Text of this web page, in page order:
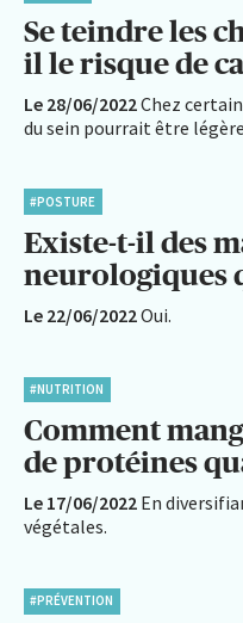
Se teindre les
il le risque de
Le 28/06/2022Chez
du sein pourrait être
#POSTURE
Existe-t-il des
neurologiques
Le 22/06/2022Oui.
#NUTRITION
Comment
de protéines
Le 17/06/2022 En
végétales.
#PRÉVENTION